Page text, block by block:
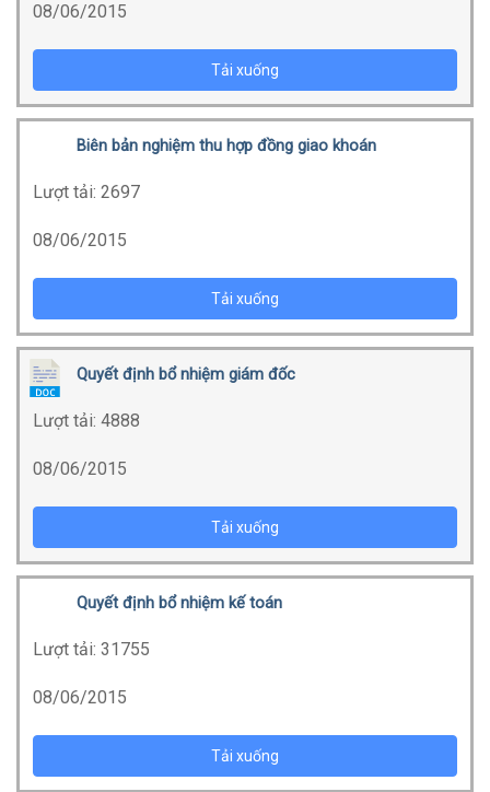
08/06/2015
Tải xuống
Biên bản nghiệm thu hợp đồng giao khoán
Lượt tải: 2697
08/06/2015
Tải xuống
Quyết định bổ nhiệm giám đốc
Lượt tải: 4888
08/06/2015
Tải xuống
Quyết định bổ nhiệm kế toán
Lượt tải: 31755
08/06/2015
Tải xuống